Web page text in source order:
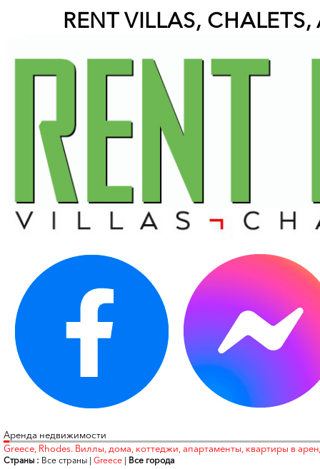
RENT VILLAS,
Аренда недвижимости
Greece, Rhodes. Виллы, дома, коттеджи, апартаменты, квартиры в
Страны : Все страны | Greece | Все города